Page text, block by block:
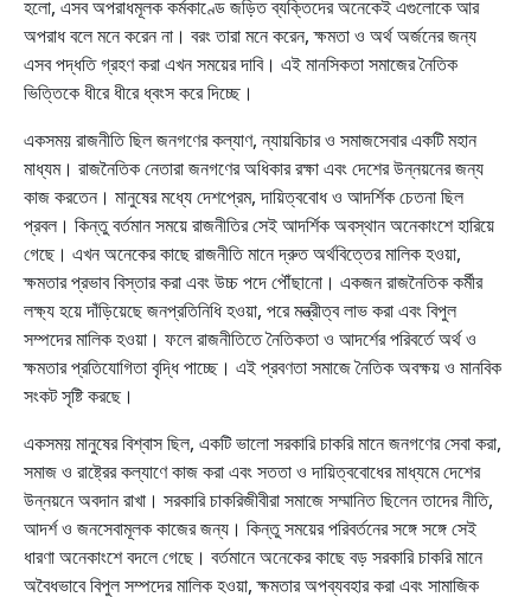
হলো, এসব অপরাধমূলক কর্মকাণ্ডে জড়িত ব্যক্তিদের অনেকেই এগুলোকে আর
অপরাধ বলে মনে করেন না। বরং তারা মনে করেন, ক্ষমতা ও অর্থ অর্জনের জন্য
এসব পদ্ধতি গ্রহণ করা এখন সময়ের দাবি। এই মানসিকতা সমাজের নৈতিক
ভিত্তিকে ধীরে ধীরে ধ্বংস করে দিচ্ছে।
একসময় রাজনীতি ছিল জনগণের কল্যাণ, ন্যায়বিচার ও সমাজসেবার একটি মহান
মাধ্যম। রাজনৈতিক নেতারা জনগণের অধিকার রক্ষা এবং দেশের উন্নয়নের জন্য
কাজ করতেন। মানুষের মধ্যে দেশপ্রেম, দায়িত্ববোধ ও আদর্শিক চেতনা ছিল
প্রবল। কিন্তু বর্তমান সময়ে রাজনীতির সেই আদর্শিক অবস্থান অনেকাংশে হারিয়ে
গেছে। এখন অনেকের কাছে রাজনীতি মানে দ্রুত অর্থবিত্তের মালিক হওয়া,
ক্ষমতার প্রভাব বিস্তার করা এবং উচ্চ পদে পৌঁছানো। একজন রাজনৈতিক কর্মীর
লক্ষ্য হয়ে দাঁড়িয়েছে জনপ্রতিনিধি হওয়া, পরে মন্ত্রীত্ব লাভ করা এবং বিপুল
সম্পদের মালিক হওয়া। ফলে রাজনীতিতে নৈতিকতা ও আদর্শের পরিবর্তে অর্থ ও
ক্ষমতার প্রতিযোগিতা বৃদ্ধি পাচ্ছে। এই প্রবণতা সমাজে নৈতিক অবক্ষয় ও মানবিক
সংকট সৃষ্টি করছে।
একসময় মানুষের বিশ্বাস ছিল, একটি ভালো সরকারি চাকরি মানে জনগণের সেবা করা,
সমাজ ও রাষ্ট্রের কল্যাণে কাজ করা এবং সততা ও দায়িত্ববোধের মাধ্যমে দেশের
উন্নয়নে অবদান রাখা। সরকারি চাকরিজীবীরা সমাজে সম্মানিত ছিলেন তাদের নীতি,
আদর্শ ও জনসেবামূলক কাজের জন্য। কিন্তু সময়ের পরিবর্তনের সঙ্গে সঙ্গে সেই
ধারণা অনেকাংশে বদলে গেছে। বর্তমানে অনেকের কাছে বড় সরকারি চাকরি মানে
অবৈধভাবে বিপুল সম্পদের মালিক হওয়া, ক্ষমতার অপব্যবহার করা এবং সামাজিক